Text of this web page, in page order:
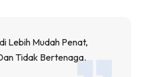
Lebih Mudah Penat,
Tidak Bertenaga.